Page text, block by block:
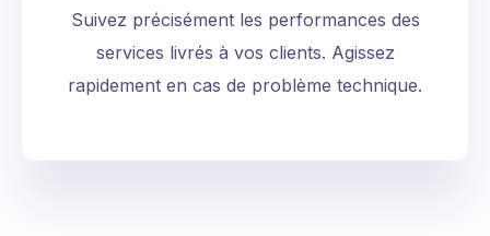
Suivez précisément les performances des
services livrés à vos clients. Agissez
rapidement en cas de problème technique.